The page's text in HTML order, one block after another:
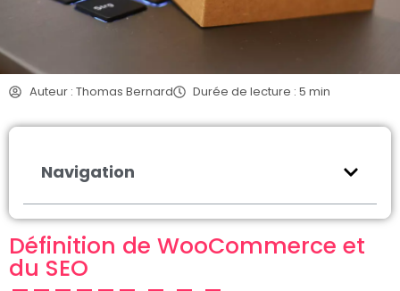
Auteur : Thomas Bernard Durée de lecture : 5 min
Navigation
Définition de WooCommerce et
du SEO